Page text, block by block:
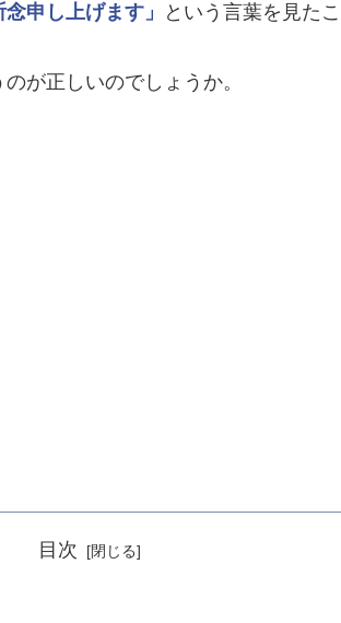
念申し上げます」 という言葉を見た
が正しいのでしょうか。
目次